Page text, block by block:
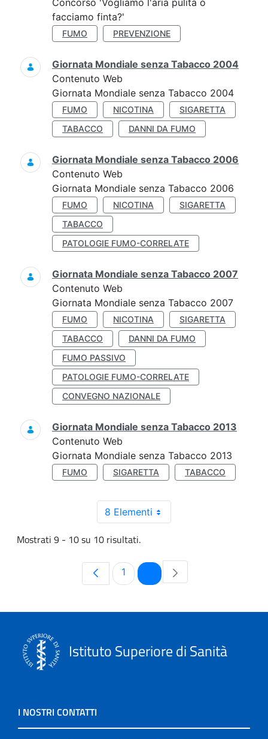
Concorso 'Vogliamo l'aria pulita o
facciamo finta?'
FUMO PREVENZIONE
Giornata Mondiale senza Tabacco 2004
Contenuto Web
Giornata Mondiale senza Tabacco 2004
FUMO NICOTINA
SIGARETTA
TABACCO
DANNI DA FUMO
Giornata Mondiale senza Tabacco 2006
Contenuto Web
Giornata Mondiale senza Tabacco 2006
FUMO NICOTINA
SIGARETTA
TABACCO
PATOLOGIE FUMO-CORRELATE
Giornata Mondiale senza Tabacco 2007
Contenuto Web
Giornata Mondiale senza Tabacco 2007
FUMO NICOTINA
SIGARETTA
TABACCO
DANNI DA FUMO
FUMO PASSIVO
PATOLOGIE FUMO-CORRELATE
CONVEGNO NAZIONALE
Giornata Mondiale senza Tabacco 2013
Contenuto Web
Giornata Mondiale senza Tabacco 2013
FUMO SIGARETTA TABACCO
8 Elementi
Mostrati 9 - 10 su 10 risultati.
Pagina
1 Pagina
Istituto Superiore di Sanità
I NOSTRI CONTATTI